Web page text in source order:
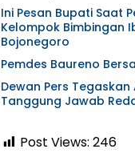
Ini Pesan Bupati Saat
Kelompok Bimbingan
Bojonegoro
Pemdes Baureno
Dewan Pers
Tanggung Jawab
Post Views: 246